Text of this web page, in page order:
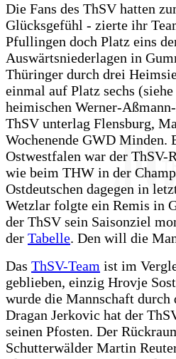
Die Fans des ThSV hatten
Glücksgefühl - zierte ihr
Pfullingen doch Platz eins
Auswärtsniederlagen in
Thüringer durch drei
einmal auf Platz sechs (siehe
heimischen Werner-
ThSV unterlag Flensburg,
Wochenende GWD Minden.
Ostwestfalen war der
wie beim THW in der
Ostdeutschen dagegen in
Wetzlar folgte ein Remis in
der ThSV sein Saisonziel
der Tabelle. Den will die
Das ThSV-Team ist im
geblieben, einzig Hrovje
wurde die Mannschaft
Dragan Jerkovic hat der
seinen Pfosten. Der
Schutterwälder Martin